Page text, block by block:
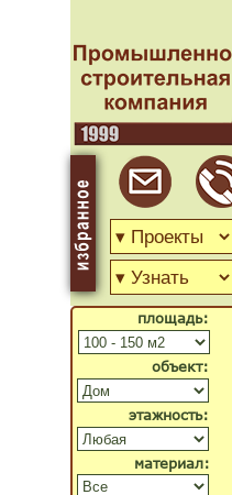
объект:
материал:
площадь:
этажность: